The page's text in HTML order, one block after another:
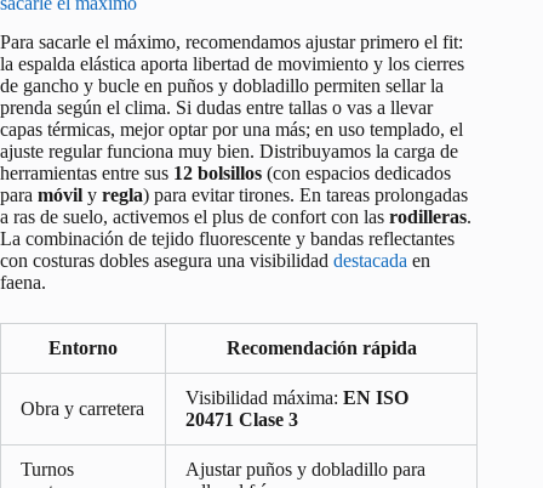
Para sacarle el máximo, recomendamos ajustar primero el fit:
la espalda elástica aporta libertad de movimiento y los cierres
de gancho y bucle en puños y dobladillo permiten sellar la
prenda según el clima. Si dudas entre tallas o vas a llevar
capas térmicas, mejor optar por una más; en uso templado, el
ajuste regular funciona muy bien. Distribuyamos la carga de
herramientas entre sus 12 bolsillos (con espacios dedicados
para móvil y regla) para evitar tirones. En tareas prolongadas
a ras de suelo, activemos el plus de confort con las rodilleras.
La combinación de tejido fluorescente y bandas reflectantes
con costuras dobles asegura una visibilidad destacada en
faena.
Entorno Recomendación rápida
Obra y carretera
Visibilidad máxima: EN ISO
20471 Clase 3
Turnos
Ajustar puños y dobladillo para